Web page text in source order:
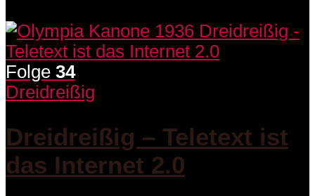
Folge 34
Dreidreißig
Dreidreißig – Teletext ist
das Internet 2.0